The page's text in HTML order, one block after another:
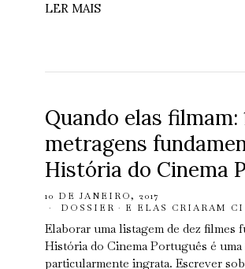
LER MAIS
Quando elas filmam:
metragens
História do Cinema
10 DE JANEIRO, 2017
DOSSIER · E ELAS CRIARAM
Elaborar uma listagem de dez filmes
História do Cinema Português é uma
particularmente ingrata. Escrever